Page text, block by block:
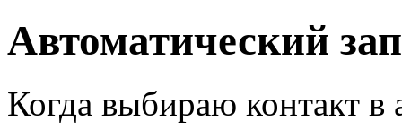
Автоматический
Когда выбираю контакт в